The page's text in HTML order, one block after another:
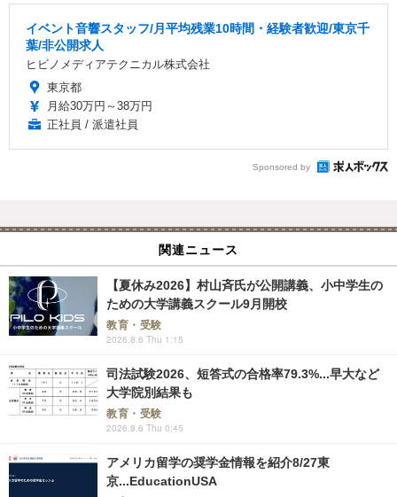
イベント音響スタッフ/月平均残業10時間・経験者歓迎/東京千
葉/非公開求人
ヒビノメディアテクニカル株式会社
東京都
月給30万円～38万円
正社員 / 派遣社員
Sponsored by
関連ニュース
【夏休み2026】村山斉氏が公開講義、小中学生の
ための大学講義スクール9月開校
教育・受験
2026.8.6 Thu 1:15
司法試験2026、短答式の合格率79.3%...早大など
大学院別結果も
教育・受験
2026.8.6 Thu 0:45
アメリカ留学の奨学金情報を紹介8/27東
京...EducationUSA